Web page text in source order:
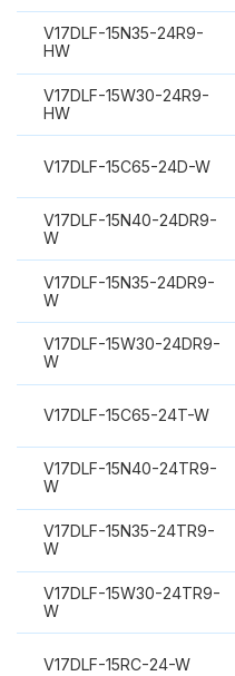
V17DLF-15N35-24R9-
HW
V17DLF-15W30-24R9-
HW
V17DLF-15C65-24D-W
V17DLF-15N40-24DR9-
W
V17DLF-15N35-24DR9-
W
V17DLF-15W30-24DR9-
W
V17DLF-15C65-24T-W
V17DLF-15N40-24TR9-
W
V17DLF-15N35-24TR9-
W
V17DLF-15W30-24TR9-
W
V17DLF-15RC-24-W